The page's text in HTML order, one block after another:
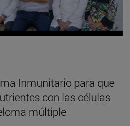
Inmunitario para que
con las células
múltiple